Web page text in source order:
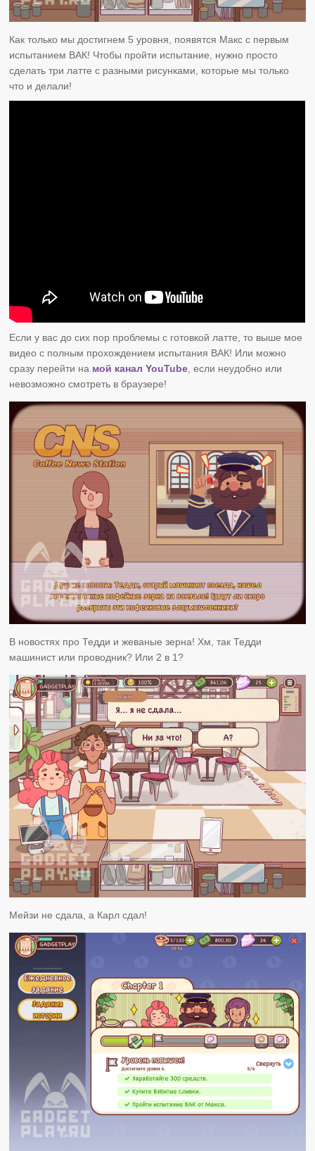
Как только мы достигнем 5 уровня, появятся Макс с первым
испытанием ВАК! Чтобы пройти испытание, нужно просто
сделать три латте с разными рисунками, которые мы только
что и делали!
Если у вас до сих пор проблемы с готовкой латте, то выше мое
видео с полным прохождением испытания ВАК! Или можно
сразу перейти на мой канал YouTube , если неудобно или
невозможно смотреть в браузере!
В новостях про Тедди и жеваные зерна! Хм, так Тедди
машинист или проводник? Или 2 в 1?
Мейзи не сдала, а Карл сдал!